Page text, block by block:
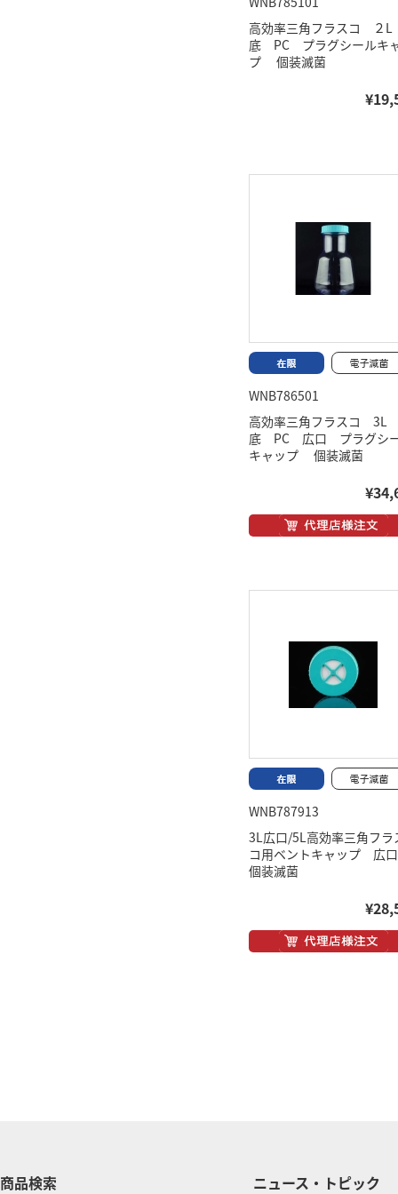
高効率三角フラスコ ２
底 PC プラグシールキ
プ 個装滅菌
WNB786501
高効率三角フラスコ 3L
底 PC 広口 プラグシ
キャップ 個装滅菌
WNB787913
3L広口/5L高効率三角フラ
コ用ベントキャップ
個装滅菌
商品検索 ニュース・トピック